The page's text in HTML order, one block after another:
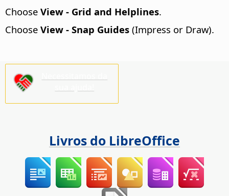
Choose View - Grid and Helplines.
Choose View - Snap Guides (Impress or Draw).
Livros do LibreOffice